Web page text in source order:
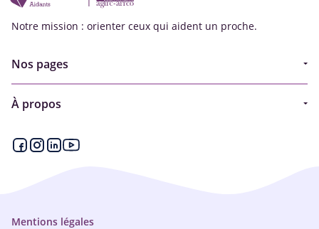
Notre mission : orienter ceux qui aident un proche.
Nos pages
Aides financières et congés
À propos
Qui sommes-nous ?
Mentions légales